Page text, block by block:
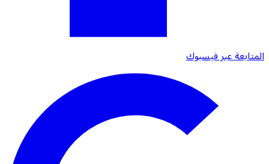
المتابعة عبر فيسبوك